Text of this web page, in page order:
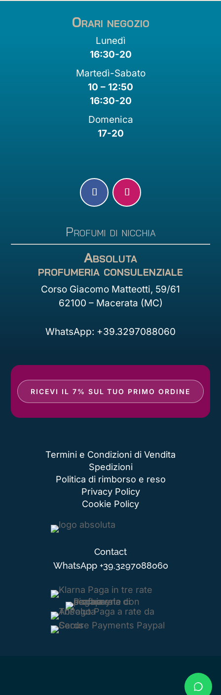
Orari negozio
Lunedì
16:30-20
Martedì-Sabato
10 – 12:50
16:30-20
Domenica
17-20
Profumi di nicchia
Absoluta
profumeria consulenziale
Corso Giacomo Matteotti, 59/61
62100 – Macerata (MC)
WhatsApp: +39.3297088060
RICEVI IL 7% SUL TUO PRIMO ORDINE
Termini e Condizioni di Vendita
Spedizioni
Politica di rimborso e reso
Privacy Policy
Cookie Policy
Contact
WhatsApp +39.3297088060